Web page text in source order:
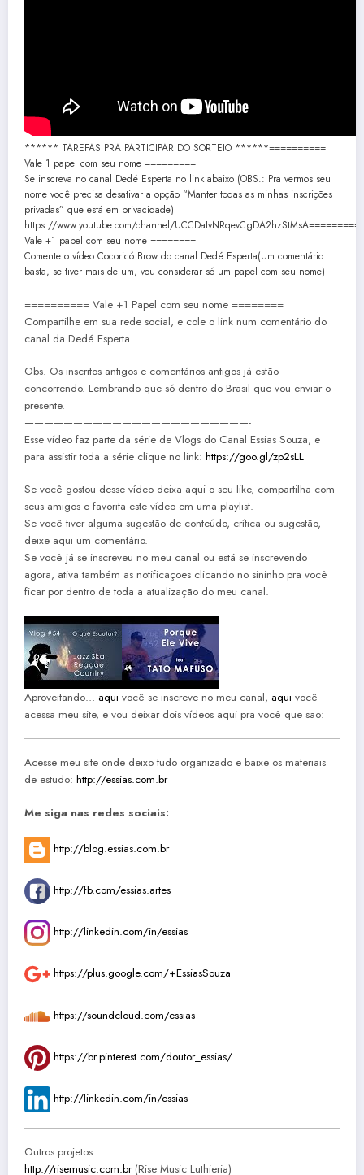
****** TAREFAS PRA PARTICIPAR DO SORTEIO ******==========
Vale 1 papel com seu nome =========
Se inscreva no canal Dedé Esperta no link abaixo (OBS.: Pra vermos seu
nome você precisa desativar a opção “Manter todas as minhas inscrições
privadas” que está em privacidade)
https://www.youtube.com/channel/
Vale +1 papel com seu nome ========
Comente o vídeo Cocoricó Brow do canal Dedé Esperta(Um comentário
basta, se tiver mais de um, vou considerar só um papel com seu nome)
========== Vale +1 Papel com seu nome ========
Compartilhe em sua rede social, e cole o link num comentário do
canal da Dedé Esperta
Obs. Os inscritos antigos e comentários antigos já estão
concorrendo. Lembrando que só dentro do Brasil que vou enviar o
presente.
———————————————————————-
Esse vídeo faz parte da série de Vlogs do Canal Essias Souza, e
para assistir toda a série clique no link: https://goo.gl/zp2sLL
Se você gostou desse vídeo deixa aqui o seu like, compartilha com
seus amigos e favorita este vídeo em uma playlist.
Se você tiver alguma sugestão de conteúdo, crítica ou sugestão,
deixe aqui um comentário.
Se você já se inscreveu no meu canal ou está se inscrevendo
agora, ativa também as notificações clicando no sininho pra você
ficar por dentro de toda a atualização do meu canal.
Aproveitando… aqui você se inscreve no meu canal, aqui você
acessa meu site, e vou deixar dois vídeos aqui pra você que são:
Acesse meu site onde deixo tudo organizado e baixe os materiais
de estudo: http://essias.com.br
Me siga nas redes sociais:
http://blog.essias.com.br
http://fb.com/essias.artes
http://linkedin.com/in/essias
https://plus.google.com/+EssiasSouza
https://soundcloud.com/essias
https://br.pinterest.com/doutor_essias/
http://linkedin.com/in/essias
Outros projetos:
http://risemusic.com.br(Rise Music Luthieria)